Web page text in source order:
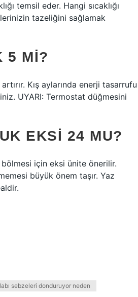
temsil eder. Hangi sıcaklığı
tazeliğini sağlamak
5 MI?
Kış aylarında enerji tasarrufu
UYARI: Termostat düğmesini
EKSI 24 MU?
bölmesi için eksi ünite önerilir.
büyük önem taşır. Yaz
sebzeleri donduruyor neden